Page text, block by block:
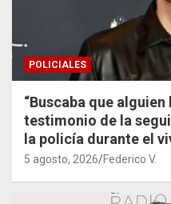
POLICIALES
“Buscaba que alguien
testimonio de la
la policía durante el
5 agosto, 2026 Federico V.